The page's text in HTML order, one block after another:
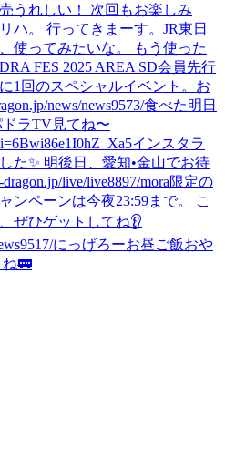
うれしい！ 次回もお楽しみ
ハ。 行ってきまーす。 JR東日
使ってみたいな。 もう使った
DRA FES 2025 AREA SD会員先行
1回のスペシャルイベント。お
news/news9573/食べた明日
ラTV見てね〜
インスタラ
た✨ 明後日、愛知•金山でお待
live/live8897/mora限定の
ンペーンは今夜23:59まで。 こ
ぜひゲットしてね👂
にっげろーお昼ご飯おや
🚃